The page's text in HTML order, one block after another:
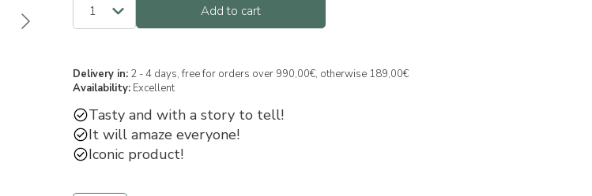
Add to cart
Delivery in: 2 - 4 days, free for orders over 990,00€, otherwise 189,00€
Availability: Excellent
Tasty and with a story to tell!
It will amaze everyone!
Iconic product!